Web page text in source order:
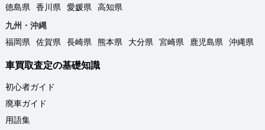
徳島県
香川県 愛媛県
高知県
九州・沖縄
福岡県
佐賀県 長崎県 熊本県 大分県 宮崎県 鹿児島県 沖縄県
車買取査定の基礎知識
初心者ガイド
廃車ガイド
用語集